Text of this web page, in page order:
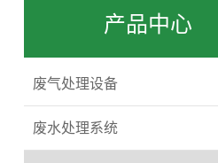
产品中心
废气处理设备
废水处理系统